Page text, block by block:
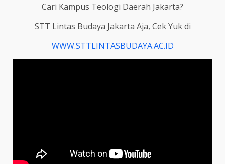
Cari Kampus Teologi Daerah Jakarta?
STT Lintas Budaya Jakarta Aja, Cek Yuk di
WWW.STTLINTASBUDAYA.AC.ID